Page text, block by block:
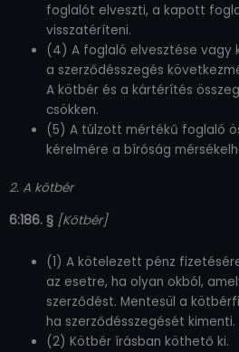
foglalót elveszti, a kapott
visszatéríteni.
(4) A foglaló elvesztése vagy
a szerződésszegés
A kötbér és a kártérítés
csökken.
(5) A túlzott mértékű foglaló
kérelmére a bíróság
2. A kötbér
6:186. § [Kötbér]
(1) A kötelezett pénz
az esetre, ha olyan okból,
szerződést. Mentesül a
ha szerződésszegését kimenti.
(2) Kötbér írásban köthető ki.